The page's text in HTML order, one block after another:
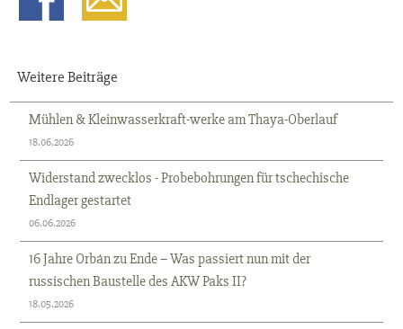
Weitere Beiträge
Mühlen & Kleinwasserkraft-werke am Thaya-Oberlauf
18.06.2026
Widerstand zwecklos - Probebohrungen für tschechische
Endlager gestartet
06.06.2026
16 Jahre Orbán zu Ende – Was passiert nun mit der
russischen Baustelle des AKW Paks II?
18.05.2026